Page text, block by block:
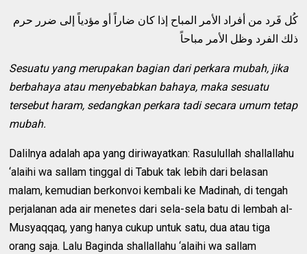
كُل فَرد من أفراد الأمر المباح إذا كان ضاراً أو مؤدياً إلى ضرر حرم
ذلك الفرد وظل الأمر مباحاً
Sesuatu yang merupakan bagian dari perkara mubah, jika
berbahaya atau menyebabkan bahaya, maka sesuatu
tersebut haram, sedangkan perkara tadi secara umum tetap
mubah.
Dalilnya adalah apa yang diriwayatkan: Rasulullah shallallahu
‘alaihi wa sallam tinggal di Tabuk tak lebih dari belasan
malam, kemudian berkonvoi kembali ke Madinah, di tengah
perjalanan ada air menetes dari sela-sela batu di lembah al-
Musyaqqaq, yang hanya cukup untuk satu, dua atau tiga
orang saja. Lalu Baginda shallallahu ‘alaihi wa sallam